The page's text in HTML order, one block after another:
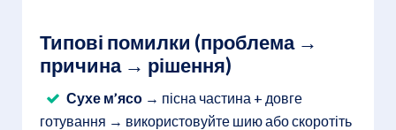
Типові помилки (проблема →
причина → рішення)
Сухе м’ясо → пісна частина + довге
готування → використовуйте шию або скоротіть